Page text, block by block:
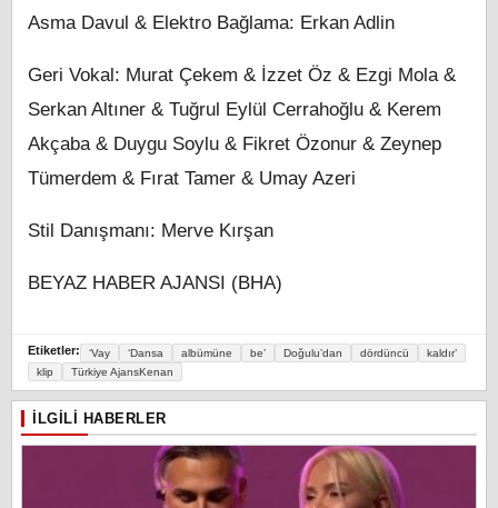
Asma Davul & Elektro Bağlama: Erkan Adlin
Geri Vokal: Murat Çekem & İzzet Öz & Ezgi Mola &
Serkan Altıner & Tuğrul Eylül Cerrahoğlu & Kerem
Akçaba & Duygu Soylu & Fikret Özonur & Zeynep
Tümerdem & Fırat Tamer & Umay Azeri
Stil Danışmanı: Merve Kırşan
BEYAZ HABER AJANSI (BHA)
Etiketler: ‘Vay ‘Dansa albümüne be’ Doğulu’dan dördüncü
kaldır’
klip
Türkiye AjansKenan
İLGILI HABERLER